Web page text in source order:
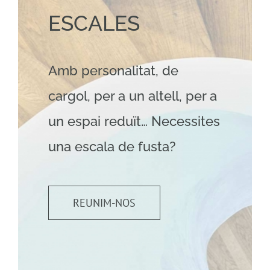
ESCALES
Amb personalitat, de
cargol, per a un altell, per a
un espai reduït… Necessites
una escala de fusta?
REUNIM-NOS